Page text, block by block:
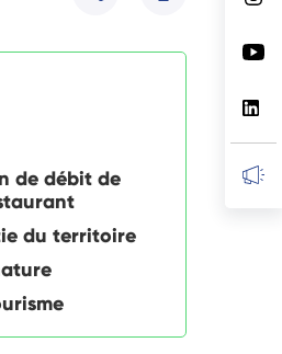
de débit de
du territoire